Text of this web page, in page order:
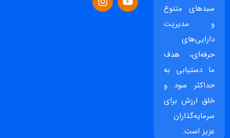
سبدهای متنوع
و مدیریت
دارایی‌های
حرفه‌ای، هدف
ما دستیابی به
حداکثر سود و
خلق ارزش برای
سرمایه‌گذاران
عزیز است.